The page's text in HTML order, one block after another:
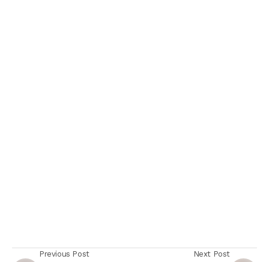
Previous Post Next Post